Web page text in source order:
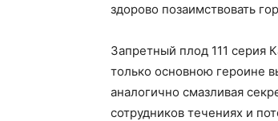
здорово позаимствовать
Запретный плод 111 серия
только основною героине
аналогично смазливая
сотрудников течениях и